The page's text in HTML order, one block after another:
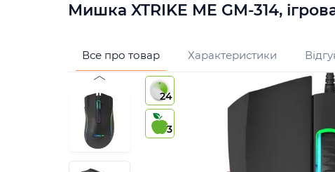
Мишка XTRIKE ME GM-314,
Все про товар Характеристики
24
3